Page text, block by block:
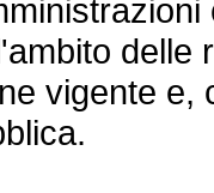
delle
vigente e,